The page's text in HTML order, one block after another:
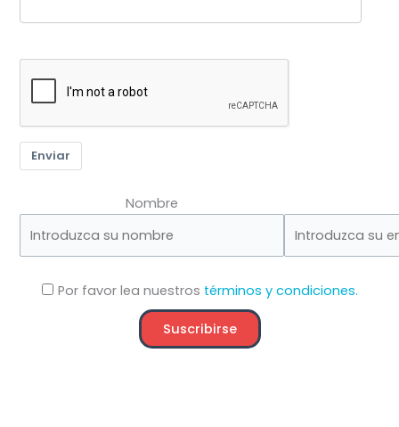
Enviar
Nombre
Por favor lea nuestros términos y condiciones.